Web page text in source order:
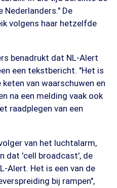
Nederlanders." De
volgens haar hetzelfde
benadrukt dat NL-Alert
een tekstbericht. "Het is
van waarschuwen en
na een melding vaak ook
raadplegen van een
van het luchtalarm,
dat 'cell broadcast', de
Alert. Het is een van de
bij rampen",